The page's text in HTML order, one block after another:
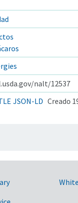
nalt/12537
JSON-LD Creado